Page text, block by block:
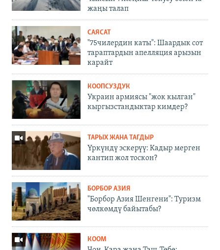
жаңы талап
САЯСАТ
"75чилердин каты": Шаардык сот
тараптардын апелляция арызын
карайт
КООПСУЗДУК
Украин армиясы "жок кылган"
кыргызстандыктар кимдер?
ТАРЫХ ЖАНА ТАГДЫР
Үркүндү эскерүү: Кадыр мерген
кантип жол тоскон?
БОРБОР АЗИЯ
"Борбор Азия Шенгени": Туризм
чөлкөмдү байытабы?
КООМ